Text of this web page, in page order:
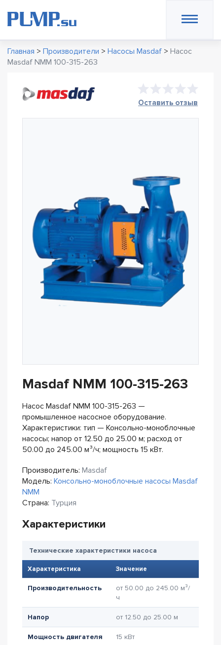
Главная > Производители > Насосы Masdaf > Насос
Masdaf NMM 100-315-263
Оставить отзыв
Masdaf NMM 100-315-263
Насос Masdaf NMM 100-315-263 —
промышленное насосное оборудование.
Характеристики: тип — Консольно-моноблочные
насосы; напор от 12.50 до 25.00 м; расход от
50.00 до 245.00 м³/ч; мощность 15 кВт.
Производитель: Masdaf
Модель: Консольно-моноблочные насосы Masdaf
NMM
Страна: Турция
Характеристики
Технические характеристики насоса
Характеристика Значение
Производительность
от 50.00 до 245.00 м³/
ч
Напор от 12.50 до 25.00 м
Мощность двигателя 15 кВт